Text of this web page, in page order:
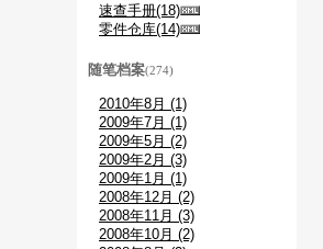
速查手册(18)
零件仓库(14)
随笔档案(274)
2010年8月 (1)
2009年7月 (1)
2009年5月 (2)
2009年2月 (3)
2009年1月 (1)
2008年12月 (2)
2008年11月 (3)
2008年10月 (2)